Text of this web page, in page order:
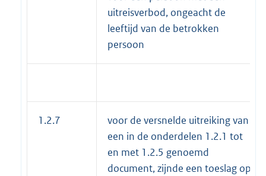
uitreisverbod, ongeacht de
leeftijd van de betrokken
persoon
1.2.7
voor de versnelde uitreiking van
een in de onderdelen 1.2.1 tot
en met 1.2.5 genoemd
document, zijnde een toeslag op